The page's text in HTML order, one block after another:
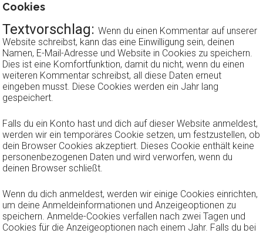
Cookies
Textvorschlag:Wenn du einen Kommentar auf unserer
Website schreibst, kann das eine Einwilligung sein, deinen
Namen, E-Mail-Adresse und Website in Cookies zu speichern.
Dies ist eine Komfortfunktion, damit du nicht, wenn du einen
weiteren Kommentar schreibst, all diese Daten erneut
eingeben musst. Diese Cookies werden ein Jahr lang
gespeichert.
Falls du ein Konto hast und dich auf dieser Website anmeldest,
werden wir ein temporäres Cookie setzen, um festzustellen, ob
dein Browser Cookies akzeptiert. Dieses Cookie enthält keine
personenbezogenen Daten und wird verworfen, wenn du
deinen Browser schließt.
Wenn du dich anmeldest, werden wir einige Cookies einrichten,
um deine Anmeldeinformationen und Anzeigeoptionen zu
speichern. Anmelde-Cookies verfallen nach zwei Tagen und
Cookies für die Anzeigeoptionen nach einem Jahr. Falls du bei